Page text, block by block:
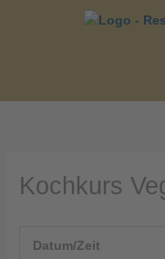
Kochkurs
Datum/Zeit